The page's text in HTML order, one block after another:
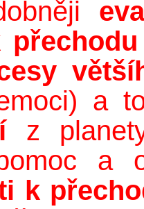
a
z
pomoc
k